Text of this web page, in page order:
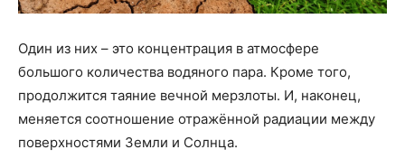
Один из них – это концентрация в атмосфере
большого количества водяного пара. Кроме того,
продолжится таяние вечной мерзлоты. И, наконец,
меняется соотношение отражённой радиации между
поверхностями Земли и Солнца.